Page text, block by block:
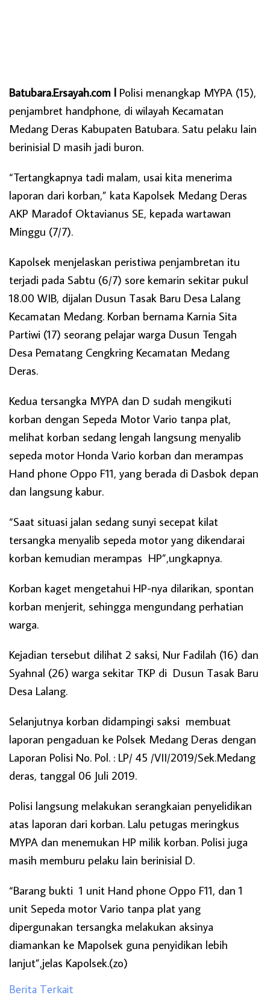
Batubara.Ersayah.com l Polisi menangkap MYPA (15),
penjambret handphone, di wilayah Kecamatan
Medang Deras Kabupaten Batubara. Satu pelaku lain
berinisial D masih jadi buron.
“Tertangkapnya tadi malam, usai kita menerima
laporan dari korban,” kata Kapolsek Medang Deras
AKP Maradof Oktavianus SE, kepada wartawan
Minggu (7/7).
Kapolsek menjelaskan peristiwa penjambretan itu
terjadi pada Sabtu (6/7) sore kemarin sekitar pukul
18.00 WIB, dijalan Dusun Tasak Baru Desa Lalang
Kecamatan Medang. Korban bernama Karnia Sita
Partiwi (17) seorang pelajar warga Dusun Tengah
Desa Pematang Cengkring Kecamatan Medang
Deras.
Kedua tersangka MYPA dan D sudah mengikuti
korban dengan Sepeda Motor Vario tanpa plat,
melihat korban sedang lengah langsung menyalib
sepeda motor Honda Vario korban dan merampas
Hand phone Oppo F11, yang berada di Dasbok depan
dan langsung kabur.
“Saat situasi jalan sedang sunyi secepat kilat
tersangka menyalib sepeda motor yang dikendarai
korban kemudian merampas HP”,ungkapnya.
Korban kaget mengetahui HP-nya dilarikan, spontan
korban menjerit, sehingga mengundang perhatian
warga.
Kejadian tersebut dilihat 2 saksi, Nur Fadilah (16) dan
Syahnal (26) warga sekitar TKP di Dusun Tasak Baru
Desa Lalang.
Selanjutnya korban didampingi saksi membuat
laporan pengaduan ke Polsek Medang Deras dengan
Laporan Polisi No. Pol. : LP/ 45 /VII/2019/Sek.Medang
deras, tanggal 06 Juli 2019.
Polisi langsung melakukan serangkaian penyelidikan
atas laporan dari korban. Lalu petugas meringkus
MYPA dan menemukan HP milik korban. Polisi juga
masih memburu pelaku lain berinisial D.
“Barang bukti 1 unit Hand phone Oppo F11, dan 1
unit Sepeda motor Vario tanpa plat yang
dipergunakan tersangka melakukan aksinya
diamankan ke Mapolsek guna penyidikan lebih
lanjut”,jelas Kapolsek.(zo)
Berita Terkait